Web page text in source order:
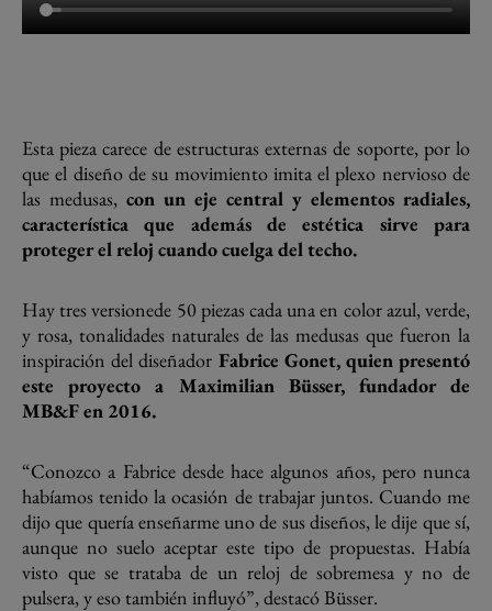
Esta pieza carece de estructuras externas de soporte, por lo
que el diseño de su movimiento imita el plexo nervioso de
las medusas, con un eje central y elementos radiales,
característica que además de estética sirve para
proteger el reloj cuando cuelga del techo.
Hay tres versionede 50 piezas cada una en color azul, verde,
y rosa, tonalidades naturales de las medusas que fueron la
inspiración del diseñador Fabrice Gonet, quien presentó
este proyecto a Maximilian Büsser, fundador de
MB&F en 2016.
“Conozco a Fabrice desde hace algunos años, pero nunca
habíamos tenido la ocasión de trabajar juntos. Cuando me
dijo que quería enseñarme uno de sus diseños, le dije que sí,
aunque no suelo aceptar este tipo de propuestas. Había
visto que se trataba de un reloj de sobremesa y no de
pulsera, y eso también influyó”, destacó Büsser.